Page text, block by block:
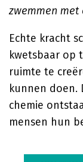
zwemmen
Echte kracht
kwetsbaar op
ruimte te
kunnen doen.
chemie
mensen hun